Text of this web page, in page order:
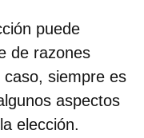
puede
de razones
siempre es
aspectos
elección.